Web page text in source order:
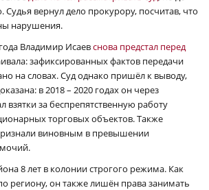
вернул дело прокурору, посчитав, что
нарушения.
Владимир Исаевснова предстал перед
зафиксированных фактов передачи
на словах. Суд однако пришёл к выводу,
в 2018 – 2020 годах он через
взятки за беспрепятственную работу
торговых объектов. Также
виновным в превышении
8 лет в колонии строгого режима. Как
региону, он также лишён права занимать